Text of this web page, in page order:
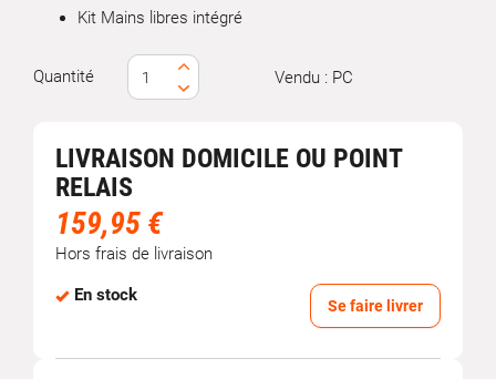
Kit Mains libres intégré
Quantité Vendu : PC
LIVRAISON DOMICILE OU POINT
RELAIS
159,95 €
Hors frais de livraison
En stock
Se faire livrer